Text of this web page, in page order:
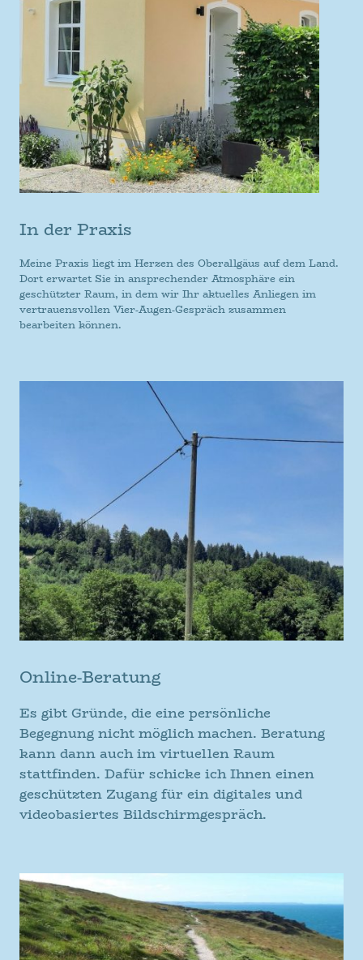
In der Praxis
Meine Praxis liegt im Herzen des Oberallgäus auf dem Land.
Dort erwartet Sie in ansprechender Atmosphäre ein
geschützter Raum, in dem wir Ihr aktuelles Anliegen im
vertrauensvollen Vier-Augen-Gespräch zusammen
bearbeiten können.
Online-Beratung
Es gibt Gründe, die eine persönliche
Begegnung nicht möglich machen. Beratung
kann dann auch im virtuellen Raum
stattfinden. Dafür schicke ich Ihnen einen
geschützten Zugang für ein digitales und
videobasiertes Bildschirmgespräch.